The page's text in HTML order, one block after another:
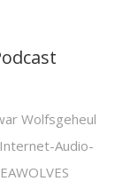
Wolfsgeheul
Audio-